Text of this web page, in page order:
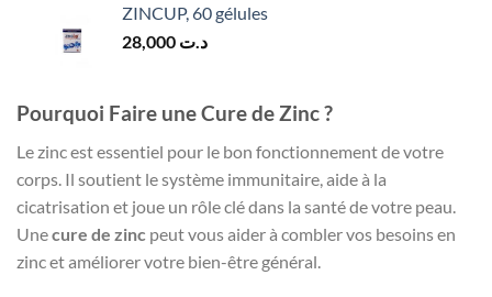
ZINCUP, 60 gélules
د.ت 28,000
Pourquoi Faire une Cure de Zinc ?
Le zinc est essentiel pour le bon fonctionnement de votre
corps. Il soutient le système immunitaire, aide à la
cicatrisation et joue un rôle clé dans la santé de votre peau.
Unecure de zinc peut vous aider à combler vos besoins en
zinc et améliorer votre bien-être général.